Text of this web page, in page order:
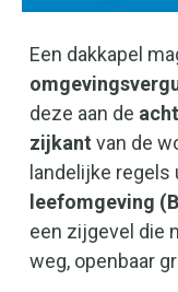
Een dakkapel
deze aan de
zijkant van de
landelijke regels
leefomgeving
een zijgevel die
weg, openbaar